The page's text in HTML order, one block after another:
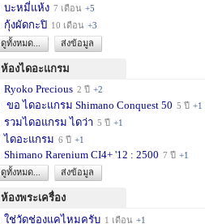
บะหมี่แห้ง 7 เดือน +5
กุ้งผัดกะปิ 10 เดือน +3
ดูทั้งหมด...
ส่งข้อมูล
ห้องไดอะแกรม
Ryoko Precious 2 ปี +2
ขอ ไดอะแกรม Shimano Conquest 50 5 ปี +1
รวมไดอแกรม ไดว่า 5 ปี +1
ไดอะแกรม 6 ปี +1
Shimano Rarenium CI4+ '12 : 2500 7 ปี +1
ดูทั้งหมด...
ส่งข้อมูล
ห้องพระเครื่อง
ใช่วัดช่องแคไหมครับ 1 เดือน +1